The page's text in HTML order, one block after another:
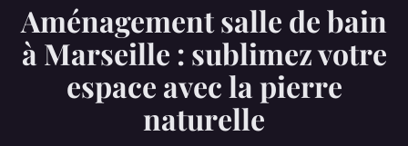
Aménagement salle de bain
à Marseille : sublimez votre
espace avec la pierre
naturelle